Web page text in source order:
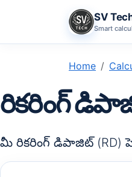
SV
Smart
Home
రికరింగ్
మీ రికరింగ్ డిపాజిట్ (RD)